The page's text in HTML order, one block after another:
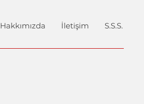
Hakkımızda İletişim S.S.S.